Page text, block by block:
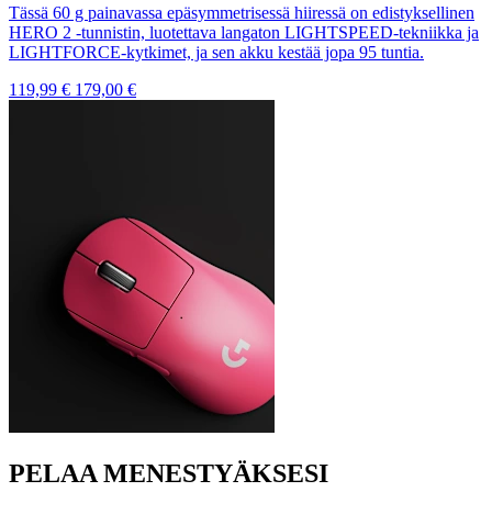
Tässä 60 g painavassa epäsymmetrisessä hiiressä on edistyksellinen
HERO 2 -tunnistin, luotettava langaton LIGHTSPEED-tekniikka ja
LIGHTFORCE-kytkimet, ja sen akku kestää jopa 95 tuntia.
119,99 € 179,00 €
PELAA MENESTYÄKSESI